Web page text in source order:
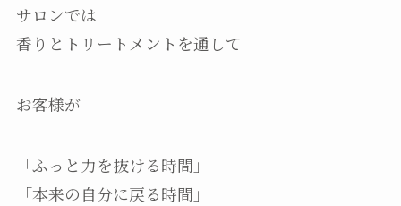
サロンでは
香りとトリートメントを通して
お客様が
「ふっと力を抜ける時間」
「本来の自分に戻る時間」